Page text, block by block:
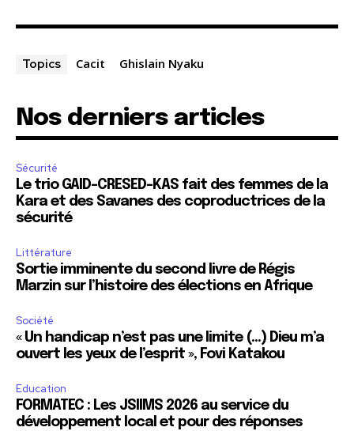
Topics Cacit Ghislain Nyaku
Nos derniers articles
Sécurité
Le trio GAID-CRESED-KAS fait des femmes de la
Kara et des Savanes des coproductrices de la
sécurité
Littérature
Sortie imminente du second livre de Régis
Marzin sur l’histoire des élections en Afrique
Société
« Un handicap n’est pas une limite (…) Dieu m’a
ouvert les yeux de l’esprit », Fovi Katakou
Education
FORMATEC : Les JSIIMS 2026 au service du
développement local et pour des réponses